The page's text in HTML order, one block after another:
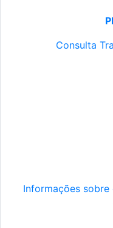
Consulta
Informações